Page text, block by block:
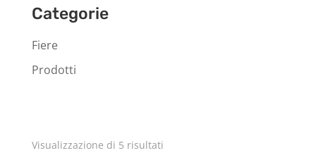
Categorie
Fiere
Prodotti
Visualizzazione di 5 risultati